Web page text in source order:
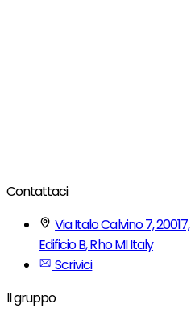
Contattaci
Via Italo Calvino 7, 20017,
Edificio B, Rho MI Italy
Scrivici
Il gruppo